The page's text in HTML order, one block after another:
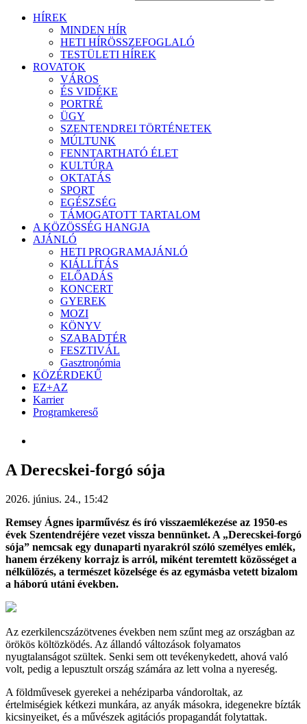
HÍREK
MINDEN HÍR
HETI HÍRÖSSZEFOGLALÓ
TESTÜLETI HÍREK
ROVATOK
VÁROS
ÉS VIDÉKE
PORTRÉ
ÜGY
SZENTENDREI TÖRTÉNETEK
MÚLTUNK
FENNTARTHATÓ ÉLET
KULTÚRA
OKTATÁS
SPORT
EGÉSZSÉG
TÁMOGATOTT TARTALOM
A KÖZÖSSÉG HANGJA
AJÁNLÓ
HETI PROGRAMAJÁNLÓ
KIÁLLÍTÁS
ELŐADÁS
KONCERT
GYEREK
MOZI
KÖNYV
SZABADTÉR
FESZTIVÁL
Gasztronómia
KÖZÉRDEKŰ
EZ+AZ
Karrier
Programkereső
A Derecskei-forgó sója
2026. június. 24., 15:42
Remsey Ágnes iparművész és író visszaemlékezése az 1950-es
évek Szentendréjére vezet vissza bennünket. A „Derecskei-forgó
sója” nemcsak egy dunaparti nyarakról szóló személyes emlék,
hanem érzékeny korrajz is arról, miként teremtett közösséget a
nélkülözés, a természet közelsége és az egymásba vetett bizalom
a háború utáni években.
Az ezerkilencszázötvenes években nem szűnt meg az országban az
örökös költözködés. Az állandó változások folyamatos
nyugtalanságot szültek. Senki sem ott tevékenykedett, ahová való
volt, pedig a lepusztult ország számára az lett volna a nyereség.
A földművesek gyerekei a nehéziparba vándoroltak, az
értelmiségiek kétkezi munkára, az anyák másokra, idegenekre bízták
kicsinyeiket, és a művészek agitációs propagandát folytattak.